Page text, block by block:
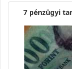
7 pénzügyi